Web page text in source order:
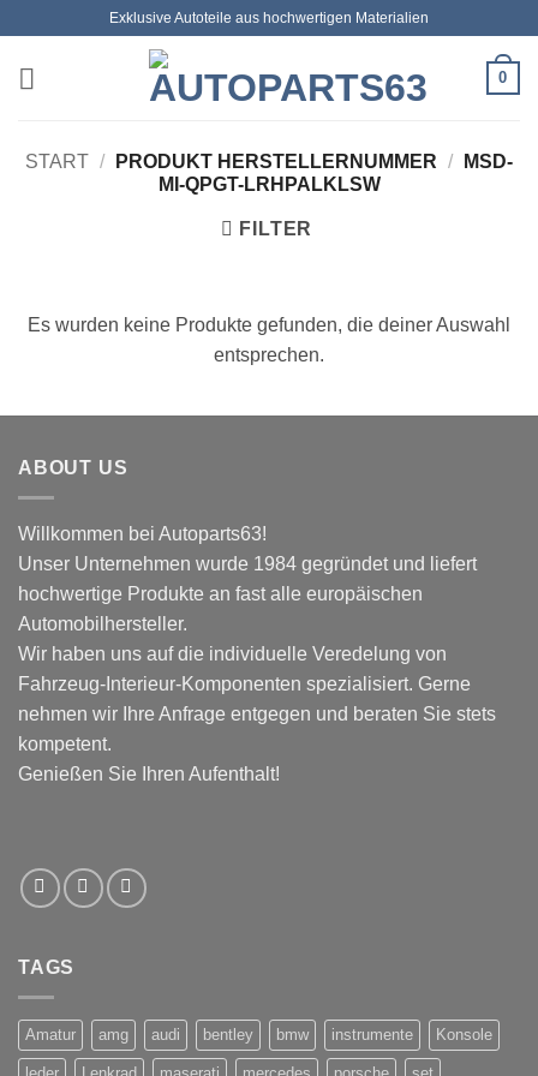
springen
Exklusive Autoteile aus hochwertigen Materialien
0
START / PRODUKT HERSTELLERNUMMER /
MSD-
MI-QPGT-LRHPALKLSW
FILTER
Es wurden keine Produkte gefunden, die deiner Auswahl
entsprechen.
ABOUT US
Willkommen bei Autoparts63!
Unser Unternehmen wurde 1984 gegründet und liefert
hochwertige Produkte an fast alle europäischen
Automobilhersteller.
Wir haben uns auf die individuelle Veredelung von
Fahrzeug-Interieur-Komponenten spezialisiert. Gerne
nehmen wir Ihre Anfrage entgegen und beraten Sie stets
kompetent.
Genießen Sie Ihren Aufenthalt!
TAGS
Amatur amg audi bentley bmw instrumente Konsole